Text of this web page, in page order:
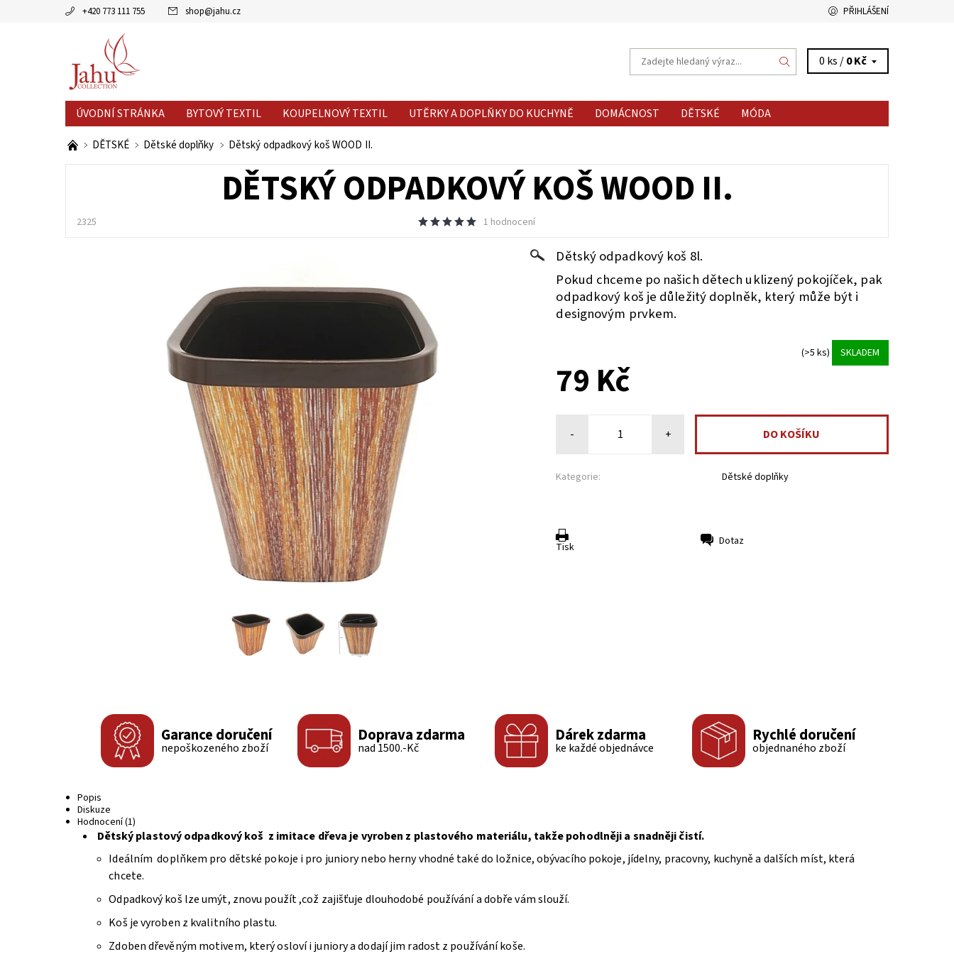
+420 773 111 755 shop@jahu.cz PŘIHLÁŠENÍ
0 ks /0 Kč
ÚVODNÍ STRÁNKA BYTOVÝ TEXTIL KOUPELNOVÝ TEXTIL UTĚRKY A DOPLŇKY DO KUCHYNĚ DOMÁCNOST DĚTSKÉ
MÓDA
AKCE MĚSÍCE
VÝPRODEJ %
DĚTSKÉ Dětské doplňky Dětský odpadkový koš WOOD II.
DĚTSKÝ ODPADKOVÝ KOŠ WOOD II.
2325 1 hodnocení
Dětský odpadkový koš 8l.
Pokud chceme po našich dětech uklizený pokojíček, pak
odpadkový koš je důležitý doplněk, který může být i
designovým prvkem.
(>5 ks) SKLADEM
79 Kč
- +
Kategorie: Dětské doplňky
Tisk Dotaz
Garance doručení
nepoškozeného zboží
Doprava zdarma
nad 1500.-Kč
Dárek zdarma
ke každé objednávce
Rychlé doručení
objednaného zboží
Popis
Diskuze
Hodnocení (1)
Dětský plastový odpadkový koš z imitace dřeva je vyroben z plastového materiálu, takže pohodlněji a snadněji čistí.
Ideálním doplňkem pro dětské pokoje i pro juniory nebo herny vhodné také do ložnice, obývacího pokoje, jídelny, pracovny, kuchyně a dalších míst, která
chcete.
Odpadkový koš lze umýt, znovu použít ,což zajišťuje dlouhodobé používání a dobře vám slouží.
Koš je vyroben z kvalitního plastu.
Zdoben dřevěným motivem, který osloví i juniory a dodají jim radost z používání koše.